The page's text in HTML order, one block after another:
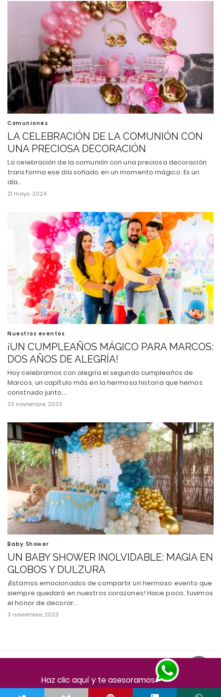
Comuniones
LA CELEBRACIÓN DE LA COMUNIÓN CON
UNA PRECIOSA DECORACIÓN
La celebración de la comunión con una preciosa decoración
transforma ese día soñado en un momento mágico. Es un
día…
21 mayo, 2024
Nuestros eventos
¡UN CUMPLEAÑOS MÁGICO PARA MARCOS:
DOS AÑOS DE ALEGRÍA!
Hoy celebramos con alegría el segundo cumpleaños de
Marcos, un capítulo más en la hermosa historia que hemos
construido junto…
23 noviembre, 2023
Baby Shower
UN BABY SHOWER INOLVIDABLE: MAGIA EN
GLOBOS Y DULZURA
¡Estamos emocionados de compartir un hermoso evento que
siempre quedará en nuestros corazones! Hace poco, tuvimos
el honor de decorar…
3 noviembre, 2023
Ver versión escritorio
Haz clic aquí y te asesoramos